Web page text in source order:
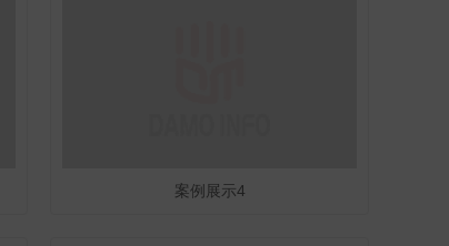
案例展示4